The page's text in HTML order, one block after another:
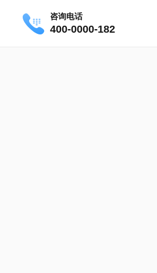
咨询电话
400-0000-182